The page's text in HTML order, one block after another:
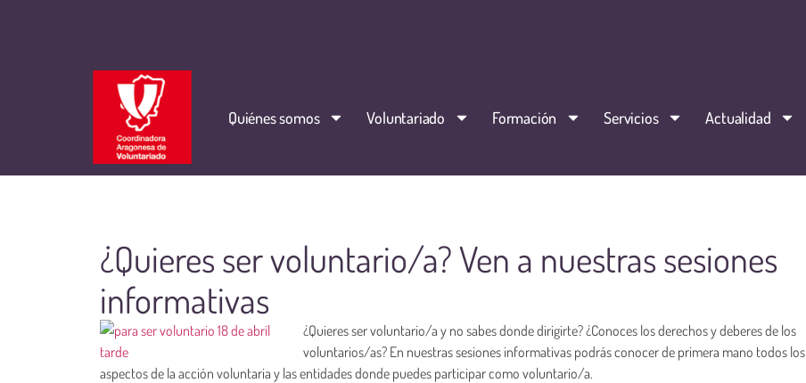
Quiénes somos Voluntariado Formación Servicios Actualidad
¿Quieres ser voluntario/a? Ven a nuestras sesiones
informativas
¿Quieres ser voluntario/a y no sabes donde dirigirte? ¿Conoces los derechos y deberes de los
voluntarios/as? En nuestras sesiones informativas podrás conocer de primera mano todos los
aspectos de la acción voluntaria y las entidades donde puedes participar como voluntario/a.